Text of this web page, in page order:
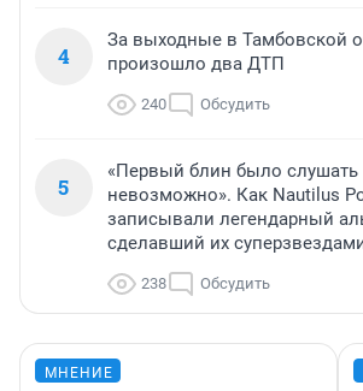
4
За выходные в Тамбовской
произошло два ДТП
240 Обсудить
5
«Первый блин было слушать
невозможно». Как Nautilus
записывали легендарный
сделавший их
238 Обсудить
МНЕНИЕ